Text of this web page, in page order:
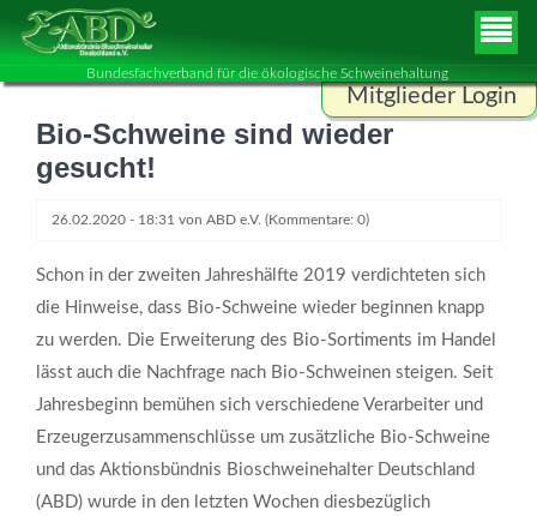
Bundesfachverband für die ökologische Schweinehaltung
Mitglieder Login
Benutzername
ANMELDEN
Bio-Schweine sind wieder
gesucht!
26.02.2020 - 18:31 von ABD e.V. (Kommentare: 0)
Schon in der zweiten Jahreshälfte 2019 verdichteten sich
die Hinweise, dass Bio-Schweine wieder beginnen knapp
zu werden. Die Erweiterung des Bio-Sortiments im Handel
lässt auch die Nachfrage nach Bio-Schweinen steigen. Seit
Jahresbeginn bemühen sich verschiedene Verarbeiter und
Erzeugerzusammenschlüsse um zusätzliche Bio-Schweine
und das Aktionsbündnis Bioschweinehalter Deutschland
(ABD) wurde in den letzten Wochen diesbezüglich